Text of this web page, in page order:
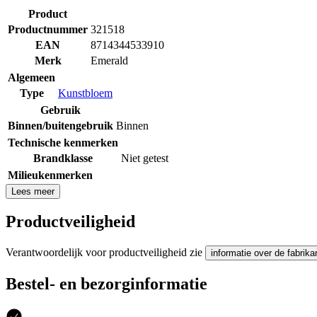
Product
Productnummer 321518
EAN
8714344533910
Merk
Emerald
Algemeen
Type
Kunstbloem
Gebruik
Binnen/buitengebruik Binnen
Technische kenmerken
Brandklasse
Niet getest
Milieukenmerken
Lees meer
Productveiligheid
Verantwoordelijk voor productveiligheid zie informatie over de
Bestel- en bezorginformatie